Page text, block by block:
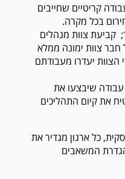
קריטיים שחייבים
בכל מקרה.
קביעת צוות מנהלים
צוות ימונה ממלא
יעדרו מעבודתם
עבודה שיבצעו את
את קיום התהליכים
כל ארגון מגדיר את
המשאבים